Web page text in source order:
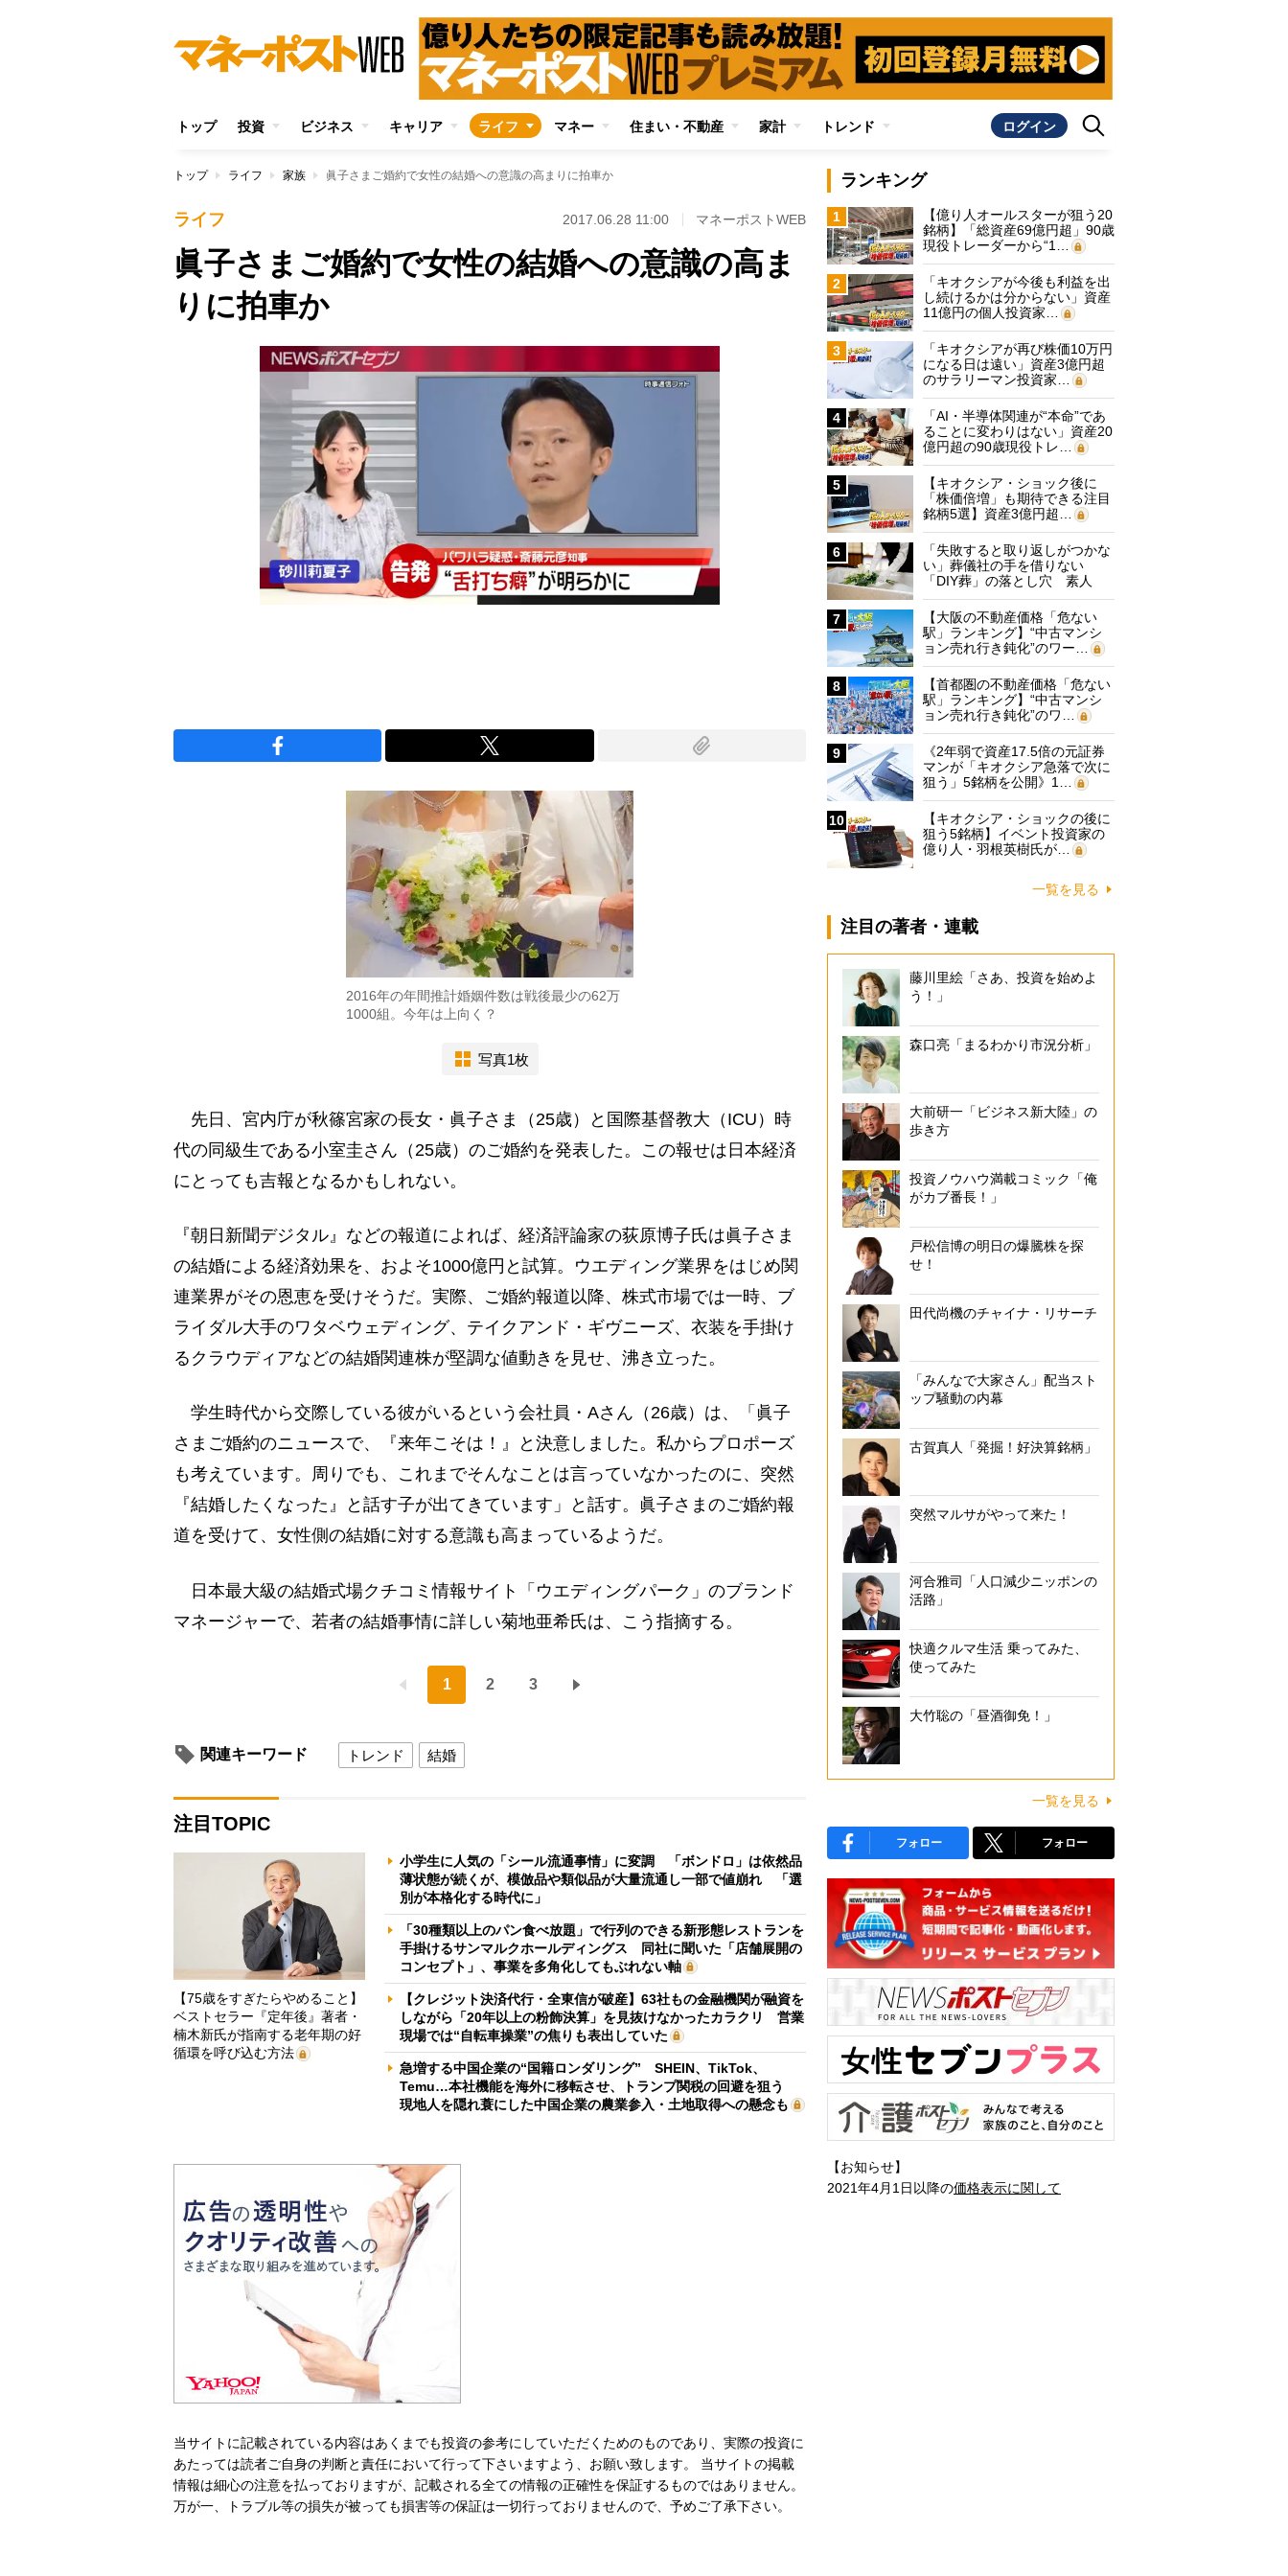
トップ 投資 ビジネス キャリア ライフ マネー 住まい・不動産 家計 トレンド ログイン
トップ ライフ 家族 眞子さまご婚約で女性の結婚への意識の高まりに拍車か
ライフ 2017.06.28 11:00 マネーポストWEB
眞子さまご婚約で女性の結婚への意識の高ま
りに拍車か
2016年の年間推計婚姻件数は戦後最少の62万
1000組。今年は上向く？
写真1枚
先日、宮内庁が秋篠宮家の長女・眞子さま（25歳）と国際基督教大（ICU）時
代の同級生である小室圭さん（25歳）のご婚約を発表した。この報せは日本経済
にとっても吉報となるかもしれない。
『朝日新聞デジタル』などの報道によれば、経済評論家の荻原博子氏は眞子さま
の結婚による経済効果を、およそ1000億円と試算。ウエディング業界をはじめ関
連業界がその恩恵を受けそうだ。実際、ご婚約報道以降、株式市場では一時、ブ
ライダル大手のワタベウェディング、テイクアンド・ギヴニーズ、衣装を手掛け
るクラウディアなどの結婚関連株が堅調な値動きを見せ、沸き立った。
学生時代から交際している彼がいるという会社員・Aさん（26歳）は、「眞子
さまご婚約のニュースで、『来年こそは！』と決意しました。私からプロポーズ
も考えています。周りでも、これまでそんなことは言っていなかったのに、突然
『結婚したくなった』と話す子が出てきています」と話す。眞子さまのご婚約報
道を受けて、女性側の結婚に対する意識も高まっているようだ。
日本最大級の結婚式場クチコミ情報サイト「ウエディングパーク」のブランド
マネージャーで、若者の結婚事情に詳しい菊地亜希氏は、こう指摘する。
1 2 3
関連キーワード トレンド 結婚
注目TOPIC
【75歳をすぎたらやめること】
ベストセラー『定年後』著者・
楠木新氏が指南する老年期の好
循環を呼び込む方法
小学生に人気の「シール流通事情」に変調 「ボンドロ」は依然品
薄状態が続くが、模倣品や類似品が大量流通し一部で値崩れ 「選
別が本格化する時代に」
「30種類以上のパン食べ放題」で行列のできる新形態レストランを
手掛けるサンマルクホールディングス 同社に聞いた「店舗展開の
コンセプト」、事業を多角化してもぶれない軸
【クレジット決済代行・全東信が破産】63社もの金融機関が融資を
しながら「20年以上の粉飾決算」を見抜けなかったカラクリ 営業
現場では“自転車操業”の焦りも表出していた
急増する中国企業の“国籍ロンダリング” SHEIN、TikTok、
Temu…本社機能を海外に移転させ、トランプ関税の回避を狙う
現地人を隠れ蓑にした中国企業の農業参入・土地取得への懸念も
当サイトに記載されている内容はあくまでも投資の参考にしていただくためのものであり、実際の投資に
あたっては読者ご自身の判断と責任において行って下さいますよう、お願い致します。 当サイトの掲載
情報は細心の注意を払っておりますが、記載される全ての情報の正確性を保証するものではありません。
万が一、トラブル等の損失が被っても損害等の保証は一切行っておりませんので、予めご了承下さい。
ランキング
1
【億り人オールスターが狙う20
銘柄】「総資産69億円超」90歳
現役トレーダーから“1…
2
「キオクシアが今後も利益を出
し続けるかは分からない」資産
11億円の個人投資家…
3
「キオクシアが再び株価10万円
になる日は遠い」資産3億円超
のサラリーマン投資家…
4
「AI・半導体関連が“本命”であ
ることに変わりはない」資産20
億円超の90歳現役トレ…
5
【キオクシア・ショック後に
「株価倍増」も期待できる注目
銘柄5選】資産3億円超…
6
「失敗すると取り返しがつかな
い」葬儀社の手を借りない
「DIY葬」の落とし穴 素人
に…
7
【大阪の不動産価格「危ない
駅」ランキング】“中古マンシ
ョン売れ行き鈍化”のワー…
8
【首都圏の不動産価格「危ない
駅」ランキング】“中古マンシ
ョン売れ行き鈍化”のワ…
9
《2年弱で資産17.5倍の元証券
マンが「キオクシア急落で次に
狙う」5銘柄を公開》1…
10
【キオクシア・ショックの後に
狙う5銘柄】イベント投資家の
億り人・羽根英樹氏が…
一覧を見る
注目の著者・連載
藤川里絵「さあ、投資を始めよ
う！」
森口亮「まるわかり市況分析」
大前研一「ビジネス新大陸」の
歩き方
投資ノウハウ満載コミック「俺
がカブ番長！」
戸松信博の明日の爆騰株を探
せ！
田代尚機のチャイナ・リサーチ
「みんなで大家さん」配当スト
ップ騒動の内幕
古賀真人「発掘！好決算銘柄」
突然マルサがやって来た！
河合雅司「人口減少ニッポンの
活路」
快適クルマ生活 乗ってみた、
使ってみた
大竹聡の「昼酒御免！」
一覧を見る
フォロー フォロー
【お知らせ】
2021年4月1日以降の価格表示に関して